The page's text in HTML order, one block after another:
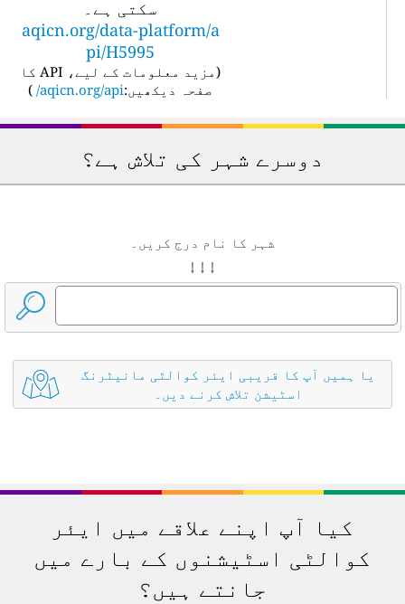
سکتی ہے۔
aqicn.org/data-platform/a
pi/H5995
مزید معلومات کے لیے، API کا
صفحہ دیکھیں:aqicn.org/api/
)
دوسرے شہر کی تلاش ہے؟
شہر کا نام درج کریں۔
↓ ↓ ↓
یا ہمیں آپ کا قریبی ایئر کوالٹی مانیٹرنگ
اسٹیشن تلاش کرنے دیں۔
کیا آپ اپنے علاقے میں ایئر
کوالٹی اسٹیشنوں کے بارے میں
جانتے ہیں؟